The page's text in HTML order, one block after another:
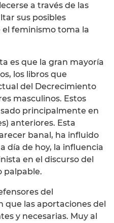
a través de las
sus posibles
el feminismo toma la
es que la gran mayoría
los libros que
del Decrecimiento
masculinos. Estos
principalmente en
anteriores. Esta
banal, ha influido
día de hoy, la influencia
en el discurso del
palpable.
del
las aportaciones del
y necesarias. Muy al